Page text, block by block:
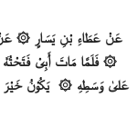
(الْحَدِيْثُ الثَّانِيُّ) عَنْ عَطَاءِ بْنِ يَسَارٍ ۞
۞ فَلَمَّا مَاتَ أَبِىْ فَتَحْتُه
عَلىٰ وَسَطِهِ ۞ يَكُوْنُ خَيْرَ